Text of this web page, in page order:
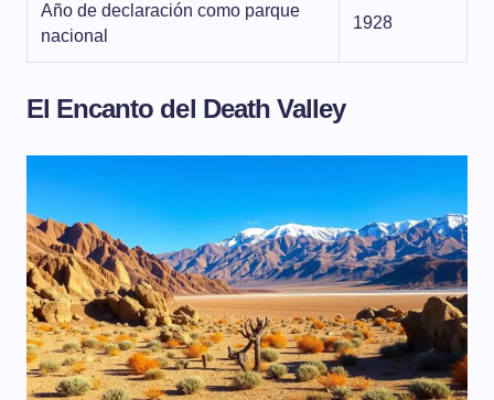
Año de declaración como parque
nacional
1928
El Encanto del Death Valley